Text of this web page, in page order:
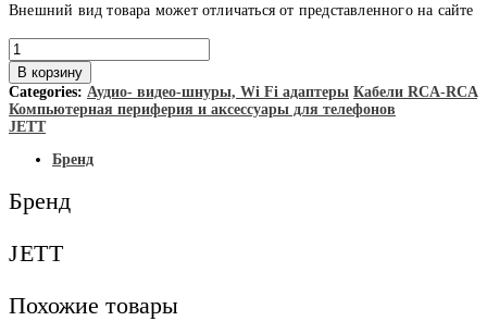
Внешний вид товара может отличаться от представленного на сайте
Количество
товара
JETT
Кабель
3RCA-
3RCA
В корзину
Categories: Аудио- видео-шнуры, Wi Fi адаптеры Кабели RCA-RCA
Компьютерная периферия и аксессуары для телефонов
JETT
Бренд
Бренд
JETT
Похожие товары